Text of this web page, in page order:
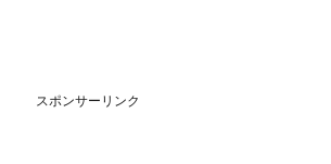
スポンサーリンク